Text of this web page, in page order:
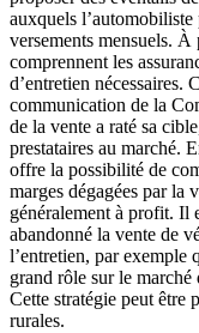
auxquels
versements mensuels.
comprennent les
d’entretien nécessaires.
communication de la
de la vente a raté sa
prestataires au marché.
offre la possibilité de
marges dégagées par la
généralement à profit. Il
abandonné la vente de
l’entretien, par exemple
grand rôle sur le marché
Cette stratégie peut être
rurales.